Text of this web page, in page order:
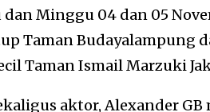
Minggu 04 dan 05
Taman Budayalampung
Taman Ismail Marzuki
aktor, Alexander